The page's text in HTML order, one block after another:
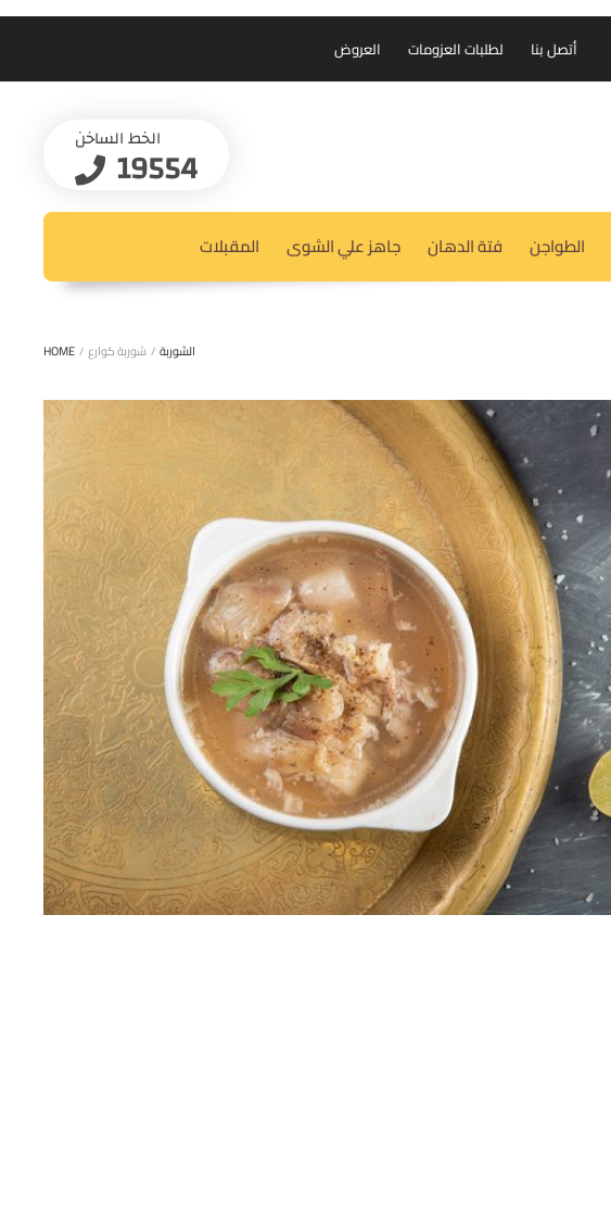
العروض لطلبات العزومات أتصل بنا
الخط الساخن
19554
المقبلات جاهز علي الشوى فتة الدهان الطواجن
HOME / الشوربة / شوربة كوارع